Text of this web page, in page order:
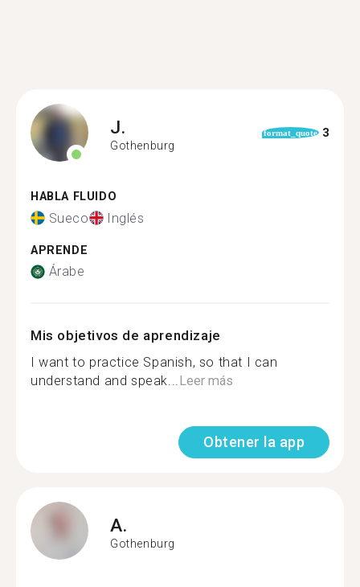
J.
Gothenburg
format_quote 3
HABLA FLUIDO
Sueco Inglés
APRENDE
Árabe
Mis objetivos de aprendizaje
I want to practice Spanish, so that I can
understand and speak...Leer más
Obtener la app
A.
Gothenburg